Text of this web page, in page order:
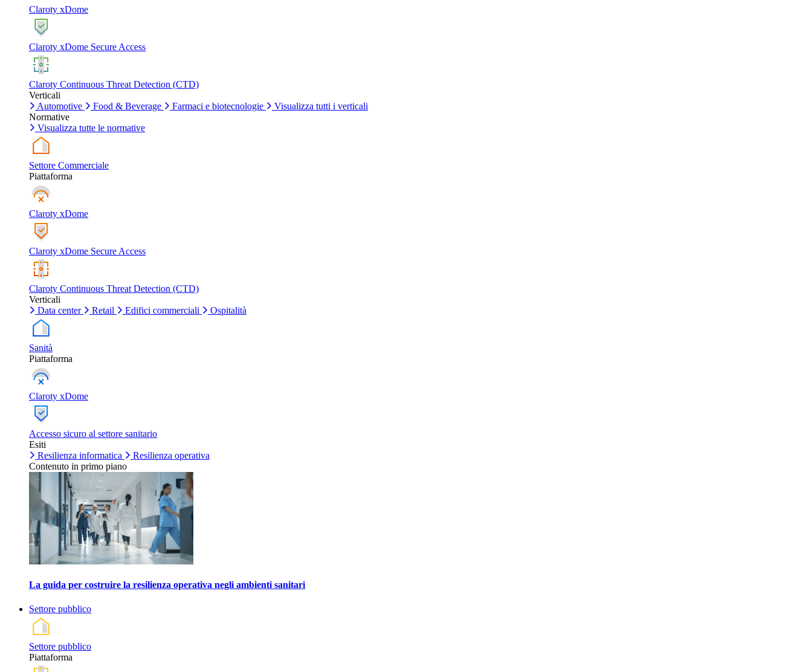
Claroty xDome
Claroty xDome Secure Access
Claroty Continuous Threat Detection (CTD)
Verticali
Automotive
Food & Beverage Farmaci e biotecnologie
Visualizza tutti i verticali
Normative
Visualizza tutte le normative
Settore Commerciale
Piattaforma
Claroty xDome
Claroty xDome Secure Access
Claroty Continuous Threat Detection (CTD)
Verticali
Data center
Retail Edifici commerciali Ospitalità
Sanità
Piattaforma
Claroty xDome
Accesso sicuro al settore sanitario
Esiti
Resilienza informatica
Resilienza operativa
Contenuto in primo piano
La guida per costruire la resilienza operativa negli ambienti sanitari
Settore pubblico
Settore pubblico
Piattaforma